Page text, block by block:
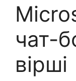
чат-
вірші